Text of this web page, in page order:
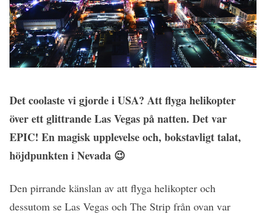
Det coolaste vi gjorde i USA? Att flyga helikopter
över ett glittrande Las Vegas på natten. Det var
EPIC! En magisk upplevelse och, bokstavligt talat,
höjdpunkten i Nevada 😉
Den pirrande känslan av att flyga helikopter och
dessutom se Las Vegas och The Strip från ovan var